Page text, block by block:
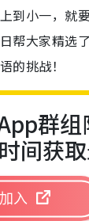
到小一，就
帮大家精选
的挑战！
群
间获
入